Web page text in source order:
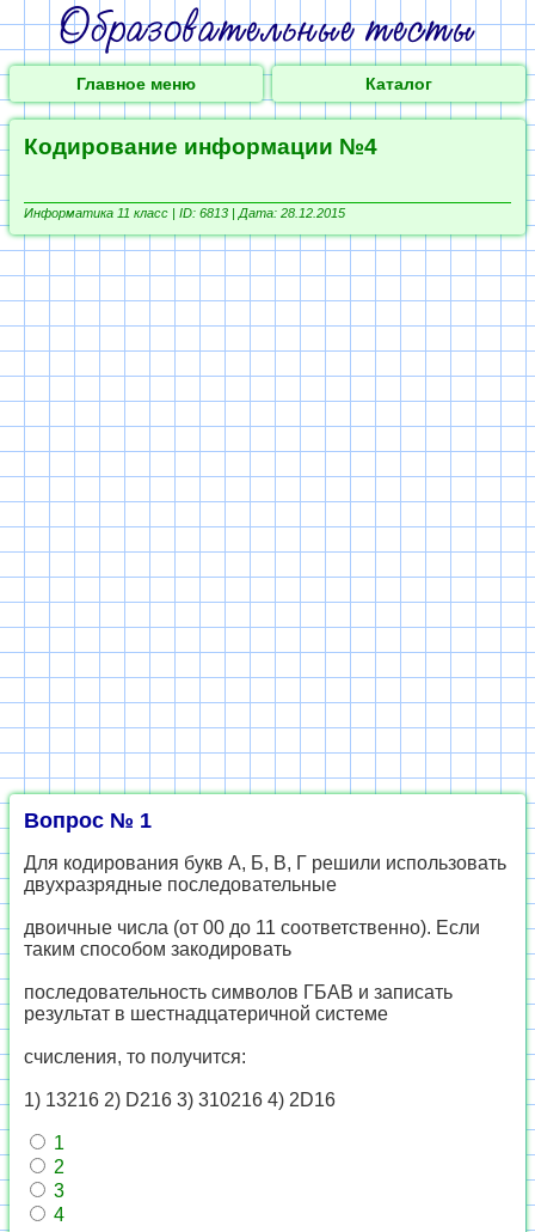
Главное меню Каталог
Кодирование информации №4
Информатика 11 класс | ID: 6813 | Дата: 28.12.2015
Вопрос № 1
Для кодирования букв А, Б, В, Г решили использовать
двухразрядные последовательные
двоичные числа (от 00 до 11 соответственно). Если
таким способом закодировать
последовательность символов ГБАВ и записать
результат в шестнадцатеричной системе
счисления, то получится:
1) 13216 2) D216 3) 310216 4) 2D16
1
2
3
4